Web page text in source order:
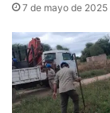
7 de mayo de 2025